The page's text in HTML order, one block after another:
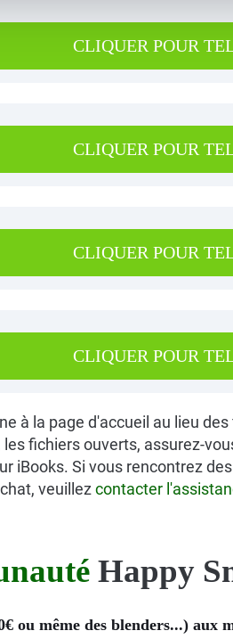
CLIQUER POUR
CLIQUER POUR
CLIQUER POUR
CLIQUER POUR
à la page d'accueil au lieu
fichiers ouverts, assurez-
iBooks. Si vous rencontrez
veuillezcontacter
Happy
ou même des blenders...)aux